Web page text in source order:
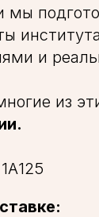
мы
и
из